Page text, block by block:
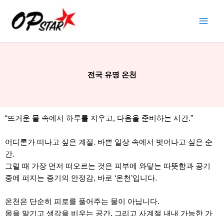
로
전국 유명 온천
“뜨거운 물 속에서 하루를 지우고, 다음을 준비하는 시간.”
어디론가 떠나고 싶은 계절. 바쁜 일상 속에서 벗어나고 싶은 순
간.
그럴 때 가장 먼저 떠오르는 것은 피부에 와닿는 따뜻함과 공기
중에 퍼지는 증기의 안정감, 바로 ‘온천’입니다.
온천은 단순히 피로를 풀어주는 물이 아닙니다.
몸을 맡기고 생각을 비우는 공간, 그리고 사계절 내내 가능한 가